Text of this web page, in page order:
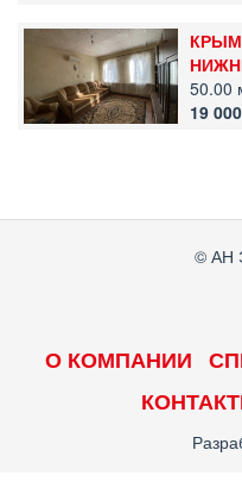
50.00
19 000
© АН
О КОМПАНИИ